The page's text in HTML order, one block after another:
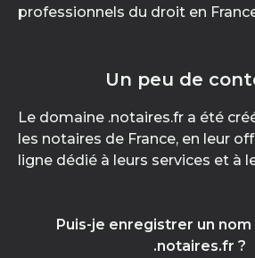
professionnels du droit en
Un peu de
Le domaine .notaires.fr a été
les notaires de France, en leur
ligne dédié à leurs services et à
Puis-je enregistrer un
.notaires.fr ?